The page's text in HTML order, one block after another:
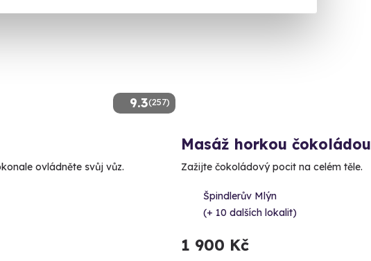
9.3(257)
ovládněte svůj vůz.
Masáž horkou čokoládou
Zažijte čokoládový pocit na celém těle.
Špindlerův Mlýn
(+ 10 dalších lokalit)
1 900 Kč